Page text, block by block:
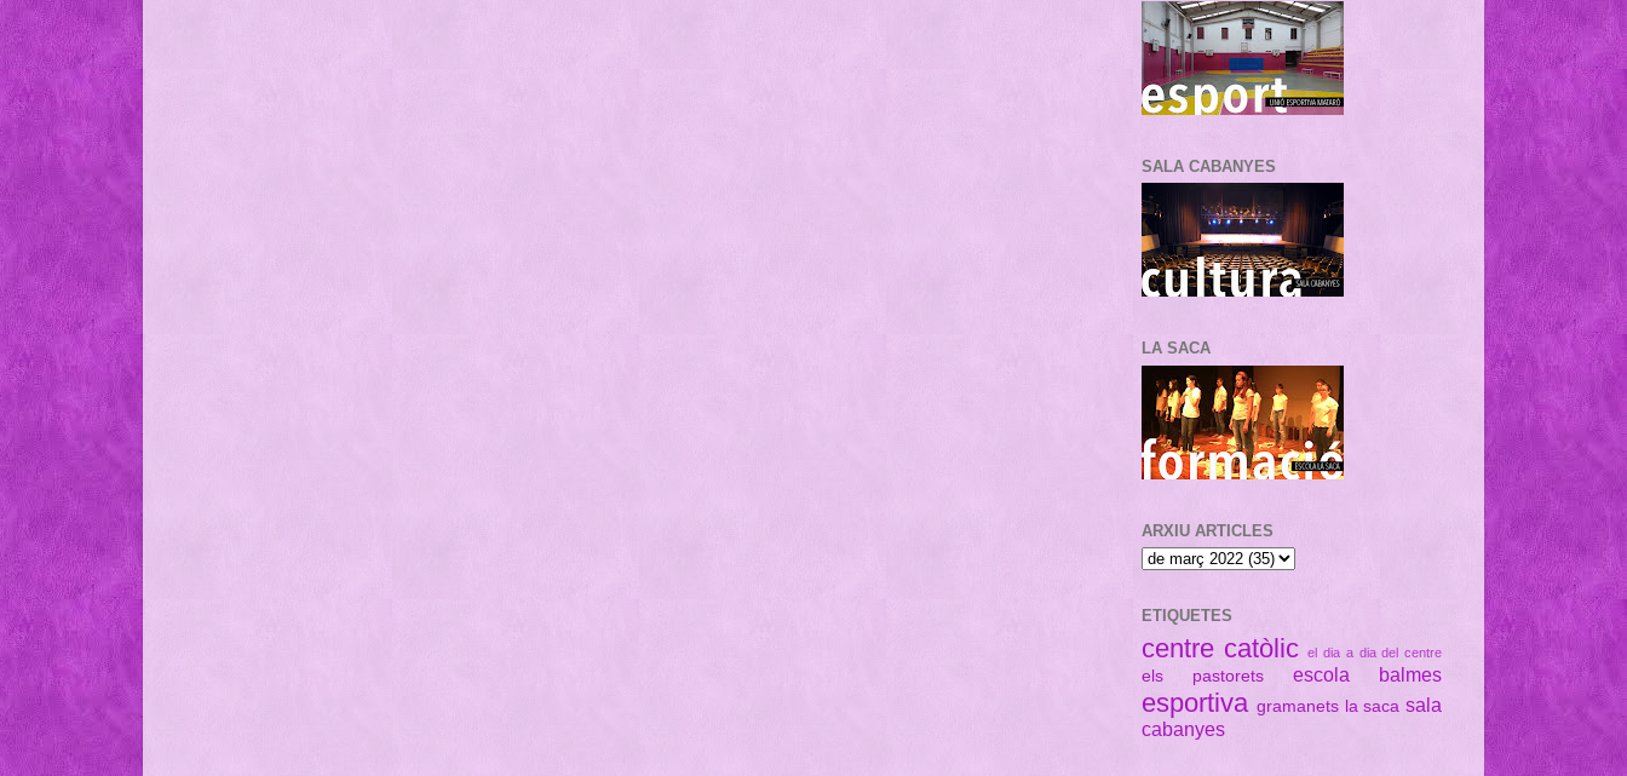
SALA CABANYES
LA SACA
ARXIU ARTICLES
ETIQUETES
centre catòlic el dia a dia del centre
els pastorets escola balmes
esportiva gramanets la saca sala
cabanyes